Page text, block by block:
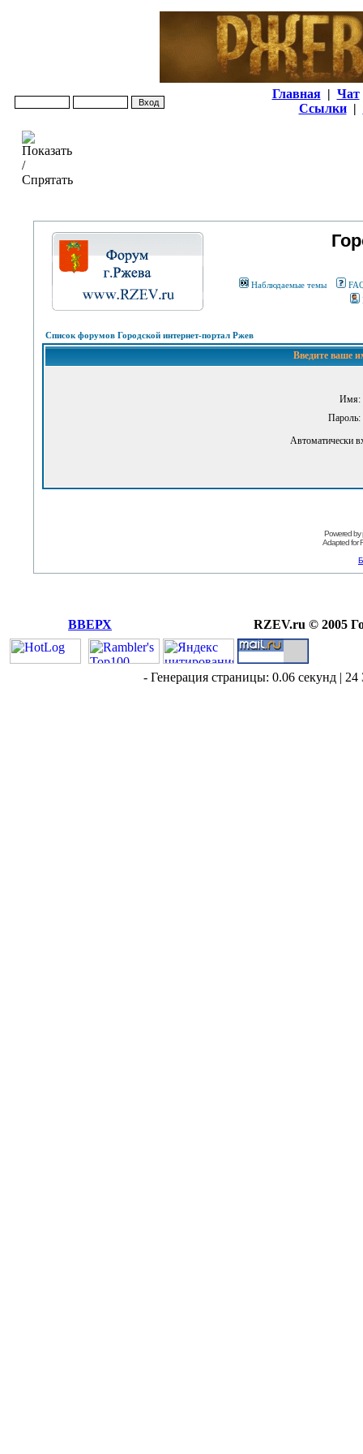
Главная | Чат
Ссылки |
Наблюдаемые темы
Список форумов Городской интернет-портал Ржев
Введите ваше
Имя:
Пароль:
Автоматически
Powered by
Adapted for
ВВЕРХ RZEV.ru © 2005
- Генерация страницы: 0.06 секунд |